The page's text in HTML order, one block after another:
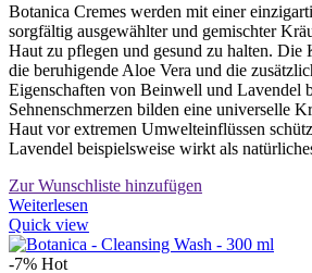
Botanica Cremes werden mit einer
sorgfältig ausgewählter und gemischter
Haut zu pflegen und gesund zu halten. Die
die beruhigende Aloe Vera und die
Eigenschaften von Beinwell und Lavendel
Sehnenschmerzen bilden eine universelle
Haut vor extremen Umwelteinflüssen
Lavendel beispielsweise wirkt als
Zur Wunschliste hinzufügen
Weiterlesen
Quick view
-7% Hot